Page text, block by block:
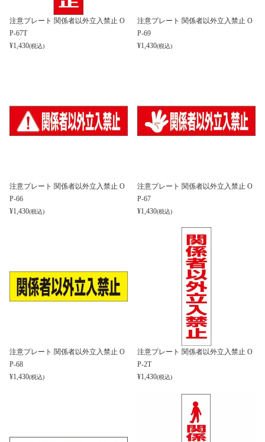
注意プレート 関係者以外立入禁止 O
P-67T
¥1,430(税込)
注意プレート 関係者以外立入禁止 O
P-69
¥1,430(税込)
注意プレート 関係者以外立入禁止 O
P-66
¥1,430(税込)
注意プレート 関係者以外立入禁止 O
P-67
¥1,430(税込)
注意プレート 関係者以外立入禁止 O
P-68
¥1,430(税込)
注意プレート 関係者以外立入禁止 O
P-2T
¥1,430(税込)